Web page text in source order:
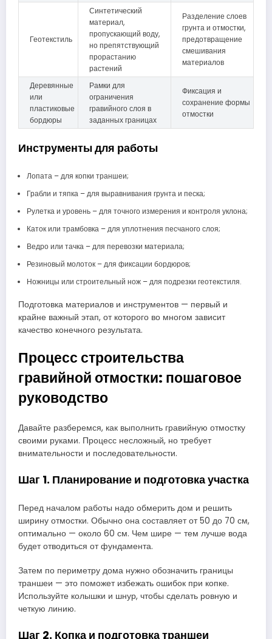
Геотекстиль
Синтетический
материал,
пропускающий воду,
но препятствующий
прорастанию
растений
Разделение слоев
грунта и отмостки,
предотвращение
смешивания
материалов
Деревянные
или
пластиковые
бордюры
Рамки для
ограничения
гравийного слоя в
заданных границах
Фиксация и
сохранение формы
отмостки
Инструменты для работы
Лопата – для копки траншеи;
Грабли и тяпка – для выравнивания грунта и песка;
Рулетка и уровень – для точного измерения и контроля уклона;
Каток или трамбовка – для уплотнения песчаного слоя;
Ведро или тачка – для перевозки материала;
Резиновый молоток – для фиксации бордюров;
Ножницы или строительный нож – для подрезки геотекстиля.
Подготовка материалов и инструментов — первый и
крайне важный этап, от которого во многом зависит
качество конечного результата.
Процесс строительства
гравийной отмостки: пошаговое
руководство
Давайте разберемся, как выполнить гравийную отмостку
своими руками. Процесс несложный, но требует
внимательности и последовательности.
Шаг 1. Планирование и подготовка участка
Перед началом работы надо обмерить дом и решить
ширину отмостки. Обычно она составляет от 50 до 70 см,
оптимально — около 60 см. Чем шире — тем лучше вода
будет отводиться от фундамента.
Затем по периметру дома нужно обозначить границы
траншеи — это поможет избежать ошибок при копке.
Используйте колышки и шнур, чтобы сделать ровную и
четкую линию.
Шаг 2. Копка и подготовка траншеи